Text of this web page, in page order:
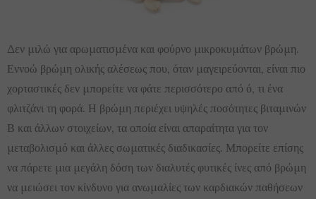
Δεν μιλώ για αρωματισμένα και φούρνο μικροκυμάτων βρώμη.
Εννοώ βρώμη ολικής αλέσεως που, όταν μαγειρεύονται, είναι πιο
χορταστικές δεν μπορείτε να φάτε περισσότερο από ό, τι ένα
φλιτζάνι τη φορά. Η βρώμη περιέχει υψηλές ποσότητες βιταμινών
Β και άλλων στοιχείων, τα οποία είναι απαραίτητα για τον
μεταβολισμό και άλλες σωματικές διαδικασίες. Μπορείτε επίσης
να πάρετε μια μεγάλη δόση των διαλυτές φυτικές ίνες από βρώμη
να μειώσει τον κίνδυνο για ανωμαλίες των καρδιακών παθήσεων